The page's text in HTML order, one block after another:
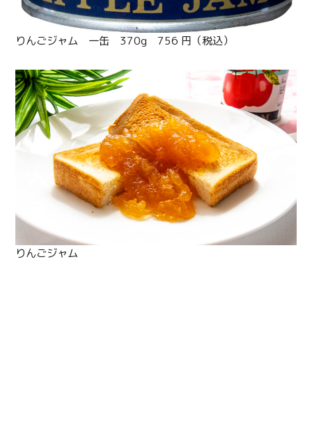
りんごジャム 一缶 370g 756 円（税込）
りんごジャム